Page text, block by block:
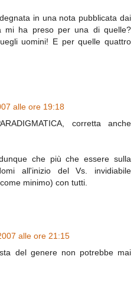
in una nota pubblicata dai
mi ha preso per una di quelle?
uomini! E per quelle quattro
alle ore 19:18
corretta anche
che più che essere sulla
all'inizio del Vs. invidiabile
minimo) con tutti.
alle ore 21:15
del genere non potrebbe mai